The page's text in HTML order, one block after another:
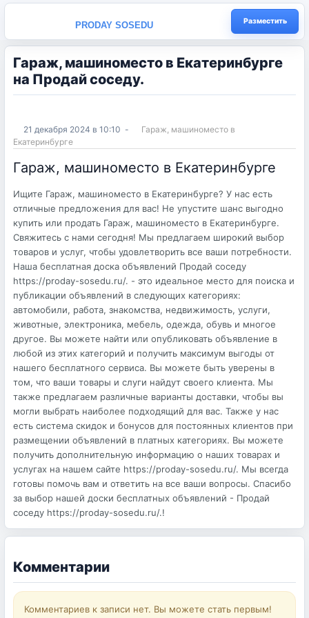
PRODAY SOSEDU Разместить
Гараж, машиноместо в Екатеринбурге
на Продай соседу.
21 декабря 2024 в 10:10 -
Гараж, машиноместо в
Екатеринбурге
Гараж, машиноместо в Екатеринбурге
Ищите Гараж, машиноместо в Екатеринбурге? У нас есть
отличные предложения для вас! Не упустите шанс выгодно
купить или продать Гараж, машиноместо в Екатеринбурге.
Свяжитесь с нами сегодня! Мы предлагаем широкий выбор
товаров и услуг, чтобы удовлетворить все ваши потребности.
Наша бесплатная доска объявлений Продай соседу
https://proday-sosedu.ru/. - это идеальное место для поиска и
публикации объявлений в следующих категориях:
автомобили, работа, знакомства, недвижимость, услуги,
животные, электроника, мебель, одежда, обувь и многое
другое. Вы можете найти или опубликовать объявление в
любой из этих категорий и получить максимум выгоды от
нашего бесплатного сервиса. Вы можете быть уверены в
том, что ваши товары и слуги найдут своего клиента. Мы
также предлагаем различные варианты доставки, чтобы вы
могли выбрать наиболее подходящий для вас. Также у нас
есть система скидок и бонусов для постоянных клиентов при
размещении объявлений в платных категориях. Вы можете
получить дополнительную информацию о наших товарах и
услугах на нашем сайте https://proday-sosedu.ru/. Мы всегда
готовы помочь вам и ответить на все ваши вопросы. Спасибо
за выбор нашей доски бесплатных объявлений - Продай
соседу https://proday-sosedu.ru/.!
Комментарии
Комментариев к записи нет. Вы можете стать первым!